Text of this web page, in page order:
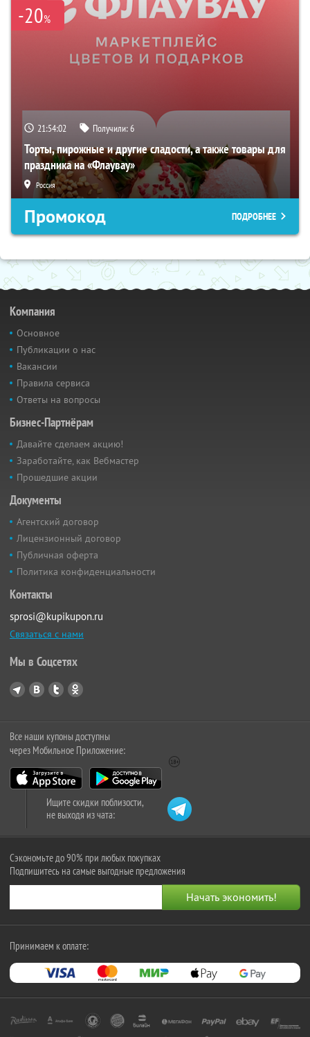
-20%
21:54:01 Получили:6
Торты, пирожные и другие сладости, а также товары для
праздника на «Флаувау»
Россия
Промокод ПОДРОБНЕЕ
Компания
Основное
Публикации о нас
Вакансии
Правила сервиса
Ответы на вопросы
Бизнес-Партнёрам
Давайте сделаем акцию!
Заработайте, как Вебмастер
Прошедшие акции
Документы
Агентский договор
Лицензионный договор
Публичная оферта
Политика конфиденциальности
Контакты
sprosi@kupikupon.ru
Связаться с нами
Мы в Соцсетях
Все наши купоны доступны
через Мобильное Приложение:
Ищите скидки поблизости,
не выходя из чата:
Сэкономьте до 90% при любых покупках
Подпишитесь на самые выгодные предложения
Принимаем к оплате: